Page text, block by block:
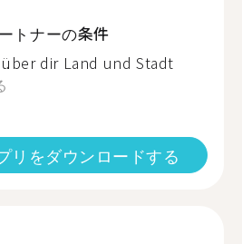
トナーの条件
dir Land und Stadt
リをダウンロードする